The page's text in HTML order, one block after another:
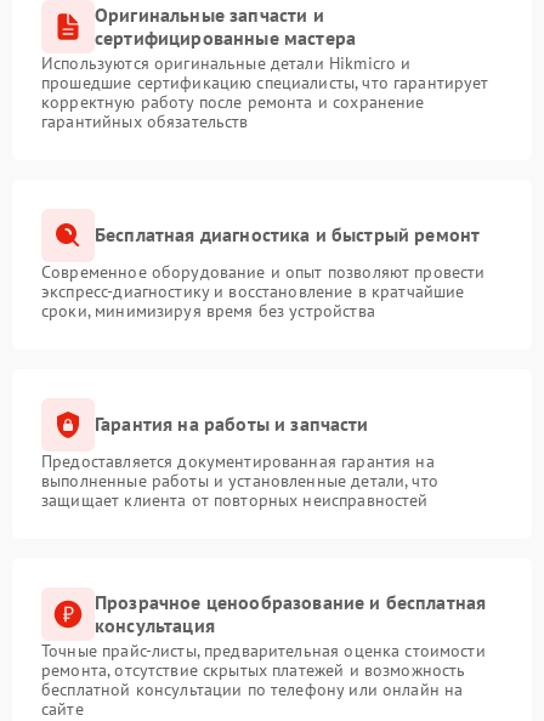
Оригинальные запчасти и
сертифицированные мастера
Используются оригинальные детали Hikmicro и
прошедшие сертификацию специалисты, что гарантирует
корректную работу после ремонта и сохранение
гарантийных обязательств
Бесплатная диагностика и быстрый ремонт
Современное оборудование и опыт позволяют провести
экспресс-диагностику и восстановление в кратчайшие
сроки, минимизируя время без устройства
Гарантия на работы и запчасти
Предоставляется документированная гарантия на
выполненные работы и установленные детали, что
защищает клиента от повторных неисправностей
Прозрачное ценообразование и бесплатная
консультация
Точные прайс-листы, предварительная оценка стоимости
ремонта, отсутствие скрытых платежей и возможность
бесплатной консультации по телефону или онлайн на
сайте